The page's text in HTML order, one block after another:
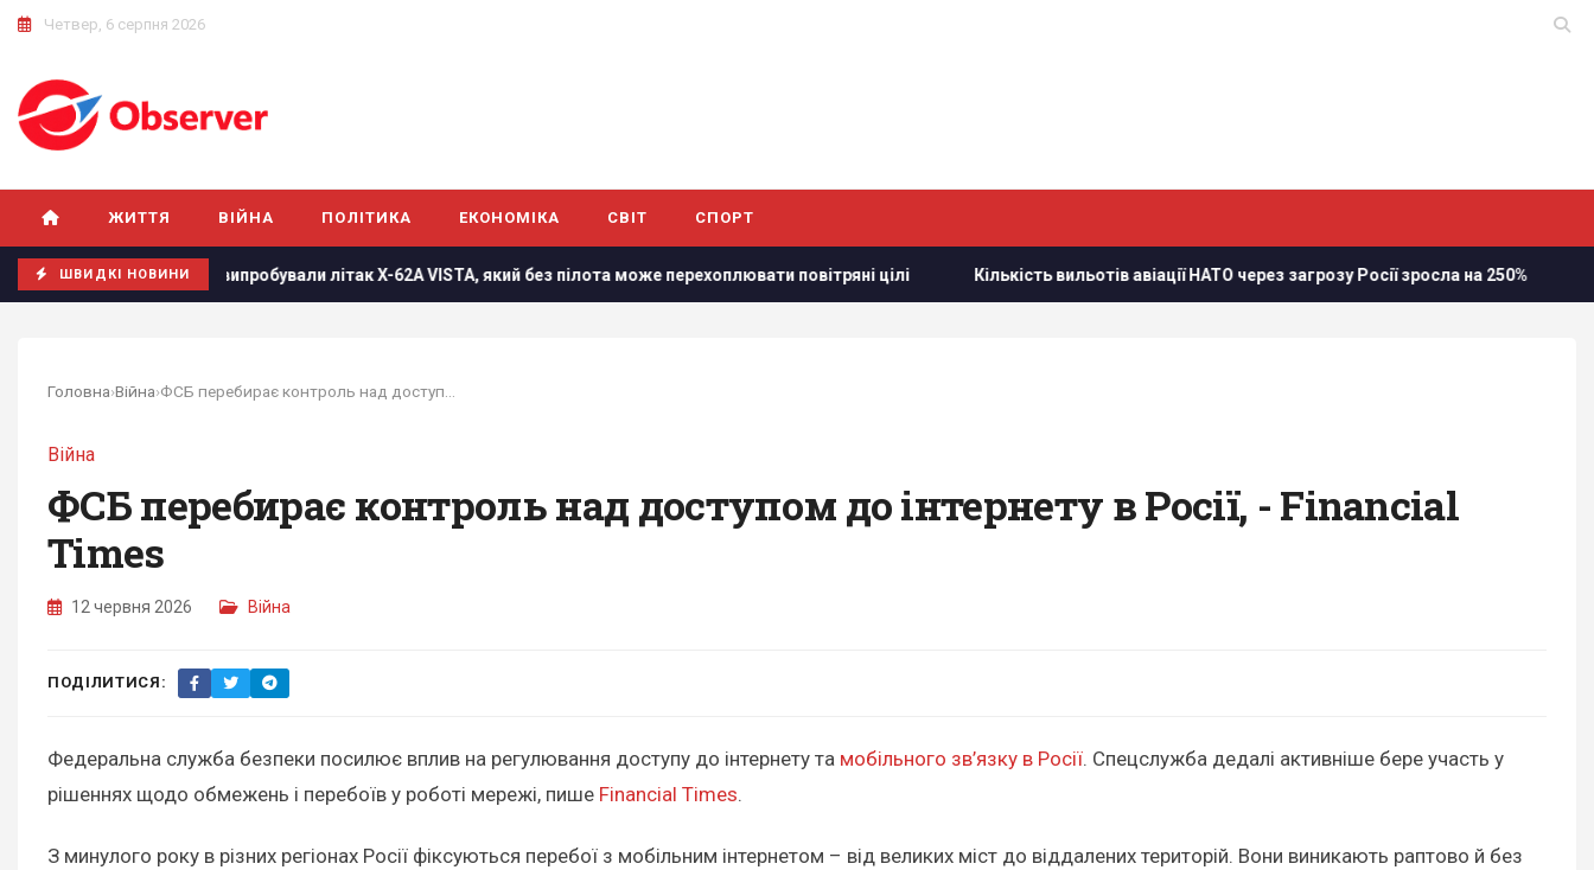
Четвер, 6 серпня 2026
ЖИТТЯ ВІЙНА ПОЛІТИКА ЕКОНОМІКА СВІТ СПОРТ
ШВИДКІ НОВИНИ
У США випробували літак X-62A VISTA, який без пілота може перехоплювати повітряні цілі Кількість вильотів авіації НАТО через загрозу Росії зросла на 250%
Головна›Війна›
Війна
ФСБ перебирає контроль над доступом до інтернету в Росії, - Financial
Times
12 червня 2026 Війна
ПОДІЛИТИСЯ:
Федеральна служба безпеки посилює вплив на регулювання доступу до інтернету та мобільного зв’язку в Росії. Спецслужба дедалі активніше бере участь у
рішеннях щодо обмежень і перебоїв у роботі мережі, пише Financial Times.
З минулого року в різних регіонах Росії фіксуються перебої з мобільним інтернетом – від великих міст до віддалених територій. Вони виникають раптово й без